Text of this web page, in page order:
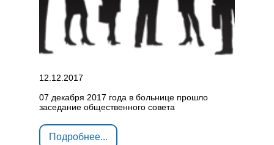
12.12.2017
07 декабря 2017 года в больнице прошло
заседание общественного совета
Подробнее...